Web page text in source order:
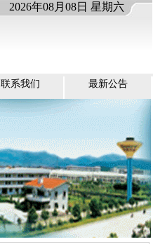
2026年08月08日 星期六
联系我们 最新公告